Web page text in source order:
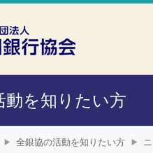
動を知りたい方
全銀協の活動を知りたい方